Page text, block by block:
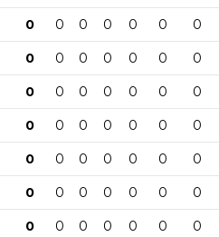
0 0 0 0 0 0 0
0 0 0 0 0 0 0
0 0 0 0 0 0 0
0 0 0 0 0 0 0
0 0 0 0 0 0 0
0 0 0 0 0 0 0
0 0 0 0 0 0 0